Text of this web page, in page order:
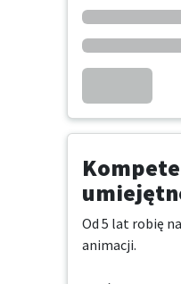
Od 5 lat robię
animacji.